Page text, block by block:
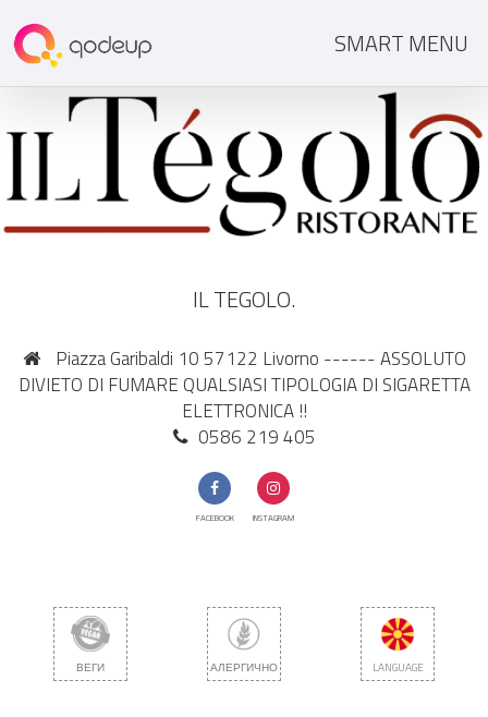
SMART MENU
IL TEGOLO.
Piazza Garibaldi 10 57122 Livorno ------ ASSOLUTO
DIVIETO DI FUMARE QUALSIASI TIPOLOGIA DI SIGARETTA
ELETTRONICA !!
0586 219 405
FACEBOOK INSTAGRAM
ВЕГИ АЛЕРГИЧНО LANGUAGE